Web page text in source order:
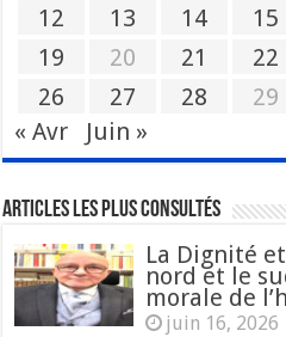
12
13 14 15
19
20 21 22
26
27 28 29
« Avr
Juin »
Articles les plus consultés
La Dignité
nord et le
morale de
juin 16, 2026